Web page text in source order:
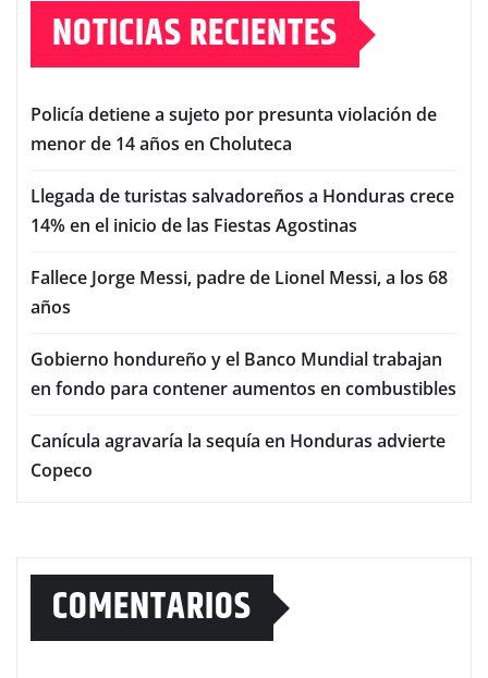
NOTICIAS RECIENTES
Policía detiene a sujeto por presunta violación de
menor de 14 años en Choluteca
Llegada de turistas salvadoreños a Honduras crece
14% en el inicio de las Fiestas Agostinas
Fallece Jorge Messi, padre de Lionel Messi, a los 68
años
Gobierno hondureño y el Banco Mundial trabajan
en fondo para contener aumentos en combustibles
Canícula agravaría la sequía en Honduras advierte
Copeco
COMENTARIOS